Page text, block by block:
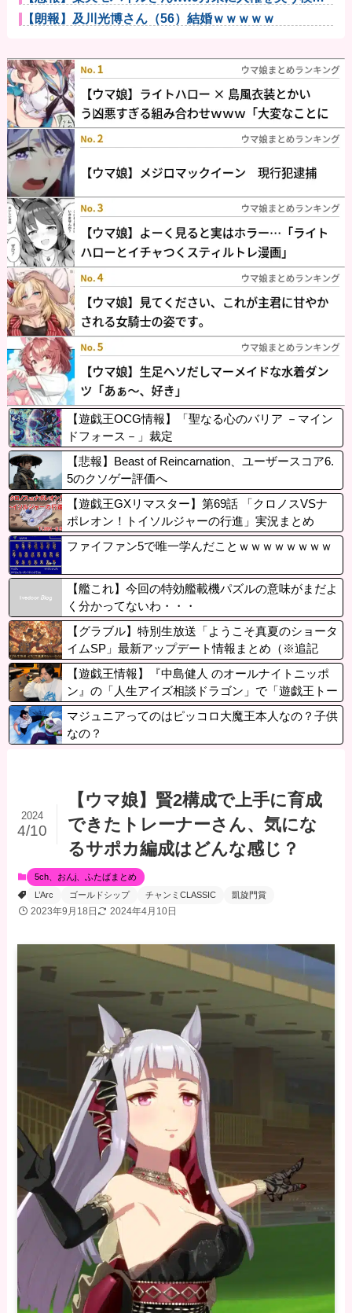
wwwww
【朗報】及川光博さん（56）結婚ｗｗｗｗｗ
【遊戯王OCG情報】「聖なる心のバリア －マイン
ドフォース－」裁定
【悲報】Beast of Reincarnation、ユーザースコア6.
5のクソゲー評価へ
【遊戯王GXリマスター】第69話 「クロノスVSナ
ポレオン！トイソルジャーの行進」実況まとめ
ファイファン5で唯一学んだことｗｗｗｗｗｗｗｗ
【艦これ】今回の特効艦載機パズルの意味がまだよ
く分かってないわ・・・
【グラブル】特別生放送「ようこそ真夏のショータ
イムSP」最新アップデート情報まとめ（※追記
中）
【遊戯王情報】『中島健人 のオールナイトニッポ
ン』の「人生アイズ相談ドラゴン」で「遊戯王トー
ク」をくり広げる！
マジュニアってのはピッコロ大魔王本人なの？子供
なの？
【ウマ娘】賢2構成で上手に育成
できたトレーナーさん、気にな
るサポカ編成はどんな感じ？
2024
4/10
5ch、おんj、ふたばまとめ
L’Arc
ゴールドシップ チャンミCLASSIC 凱旋門賞
2023年9月18日 2024年4月10日